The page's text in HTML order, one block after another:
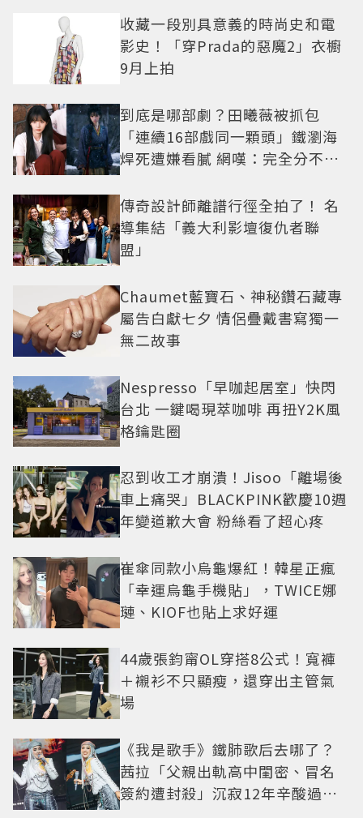
收藏一段別具意義的時尚史和電
影史！「穿Prada的惡魔2」衣櫥
9月上拍
到底是哪部劇？田曦薇被抓包
「連續16部戲同一顆頭」鐵瀏海
焊死遭嫌看膩 網嘆：完全分不出
傳奇設計師離譜行徑全拍了！ 名
導集結「義大利影壇復仇者聯
盟」
Chaumet藍寶石、神秘鑽石藏專
屬告白獻七夕 情侶疊戴書寫獨一
無二故事
Nespresso「早咖起居室」快閃
台北 一鍵喝現萃咖啡 再扭Y2K風
格鑰匙圈
忍到收工才崩潰！Jisoo「離場後
車上痛哭」BLACKPINK歡慶10週
年變道歉大會 粉絲看了超心疼
崔傘同款小烏龜爆紅！韓星正瘋
「幸運烏龜手機貼」，TWICE娜
璉、KIOF也貼上求好運
44歲張鈞甯OL穿搭8公式！寬褲
＋襯衫不只顯瘦，還穿出主管氣
場
《我是歌手》鐵肺歌后去哪了？
茜拉「父親出軌高中閨密、冒名
簽約遭封殺」沉寂12年辛酸過往